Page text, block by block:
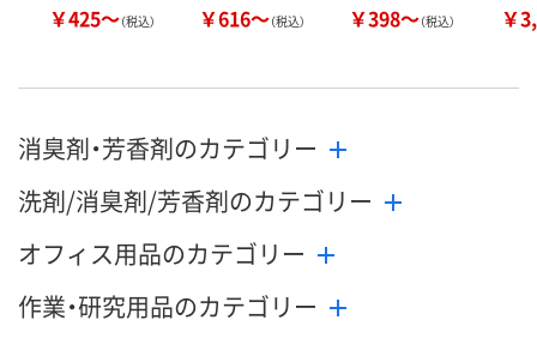
￥425～（税込） ￥616～（税込） ￥398～（税込） ￥
消臭剤・芳香剤のカテゴリー
洗剤/消臭剤/芳香剤のカテゴリー
オフィス用品のカテゴリー
作業・研究用品のカテゴリー